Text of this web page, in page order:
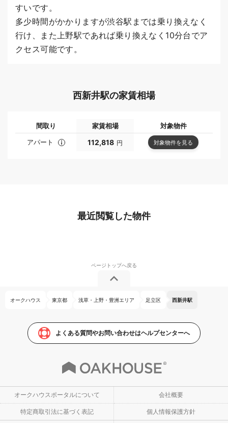
すいです。
多少時間がかかりますが渋谷駅までは乗り換えなく
行け、また上野駅であれば乗り換えなく10分台でア
クセス可能です。
西新井駅の家賃相場
間取り 家賃相場
対象物件
アパート
112,818 円 対象物件を見る
最近閲覧した物件
オークハウス 東京都 浅草・上野・豊洲エリア 足立区 西新井駅
よくある質問やお問い合わせはヘルプセンターへ
オークハウスポータルについて 会社概要
特定商取引法に基づく表記 個人情報保護方針